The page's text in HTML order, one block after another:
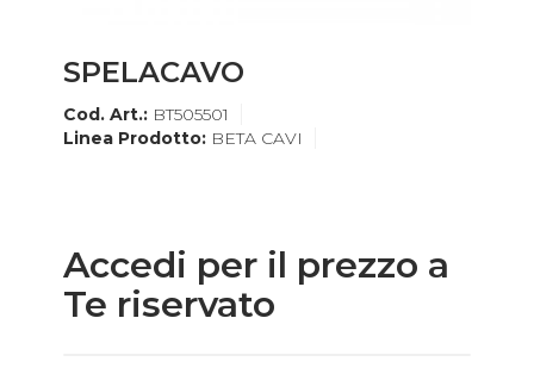
SPELACAVO
Cod. Art.: BT505501
Linea Prodotto: BETA CAVI
Accedi per il prezzo a
Te riservato